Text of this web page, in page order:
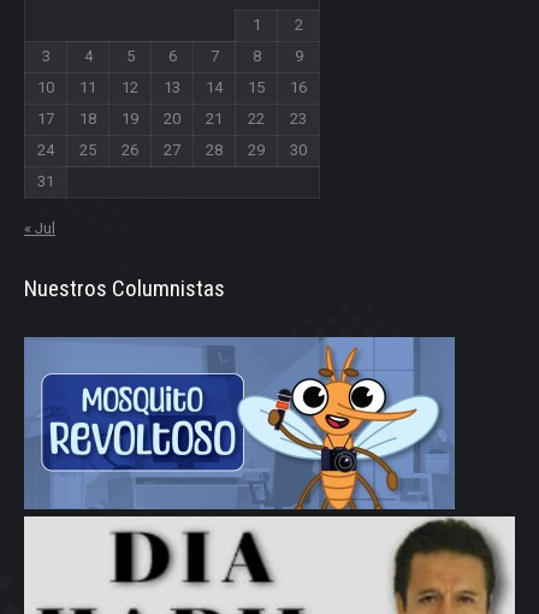
1
2
3
4 5 6 7 8
9
10
11 12 13 14 15
16
17
18 19 20 21 22
23
24
25 26 27 28 29
30
31
« Jul
Nuestros Columnistas